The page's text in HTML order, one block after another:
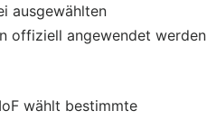
ausgewählten
offiziell angewendet werden
wählt bestimmte